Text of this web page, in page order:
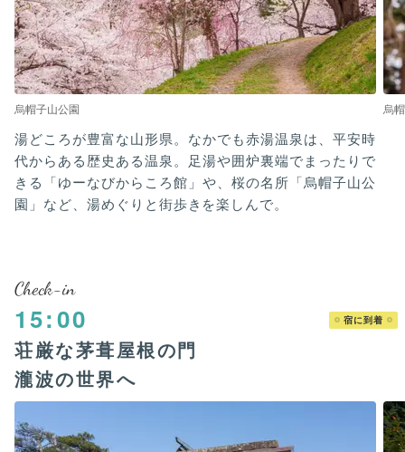
烏帽子山公園 烏
湯どころが豊富な山形県。なかでも赤湯温泉は、平安時
代からある歴史ある温泉。足湯や囲炉裏端でまったりで
きる「ゆーなびからころ館」や、桜の名所「烏帽子山公
園」など、湯めぐりと街歩きを楽しんで。
Check-in
15:00 宿に到着
荘厳な茅葺屋根の門
瀧波の世界へ